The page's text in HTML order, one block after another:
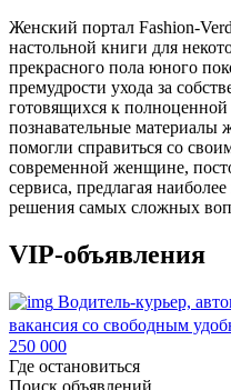
Женский портал Fashion-
настольной книги для
прекрасного пола юного
премудрости ухода за
готовящихся к
познавательные материалы
помогли справиться со
современной женщине,
сервиса, предлагая
решения самых сложных
VIP-объявления
Водитель-курьер,
вакансия со свободным
250 000
Где остановиться
Поиск объявлений